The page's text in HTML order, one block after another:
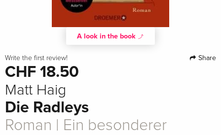
A look in the book
Write the first review! Share
CHF 18.50
Matt Haig
Die Radleys
Roman | Ein besonderer